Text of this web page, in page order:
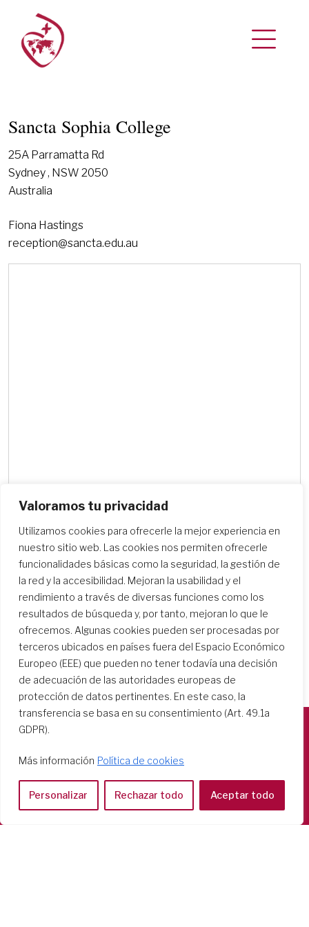
Valoramos tu privacidad
Utilizamos cookies para ofrecerle la mejor experiencia en
nuestro sitio web. Las cookies nos permiten ofrecerle
funcionalidades básicas como la seguridad, la gestión de
la red y la accesibilidad. Mejoran la usabilidad y el
rendimiento a través de diversas funciones como los
resultados de búsqueda y, por tanto, mejoran lo que le
ofrecemos. Algunas cookies pueden ser procesadas por
terceros ubicados en países fuera del Espacio Económico
Europeo (EEE) que pueden no tener todavía una decisión
de adecuación de las autoridades europeas de
protección de datos pertinentes. En este caso, la
transferencia se basa en su consentimiento (Art. 49.1a
GDPR).
Más información Política de cookies
Personalizar Rechazar todo Aceptar todo
Sancta Sophia College
25A Parramatta Rd
Sydney , NSW 2050
Australia
Fiona Hastings
reception@sancta.edu.au
Buscar centros escolares
Casa Generalizia
Via Tarquinio Vipera, 16 - 00152 Roma
Tel: 06 58 23 03 32 or 06 58 20 31 17